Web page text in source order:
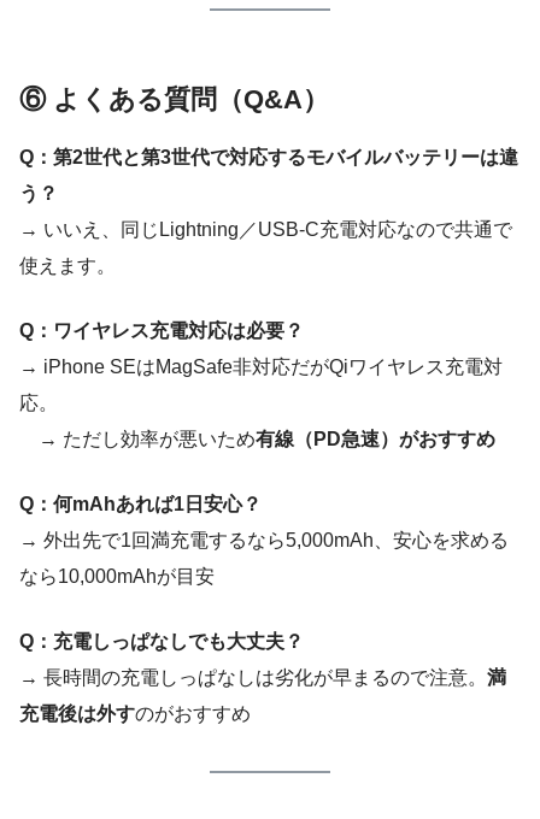
⑥ よくある質問（Q&A）
Q：第2世代と第3世代で対応するモバイルバッテリーは違
う？
→ いいえ、同じLightning／USB-C充電対応なので共通で
使えます。
Q：ワイヤレス充電対応は必要？
→ iPhone SEはMagSafe非対応だがQiワイヤレス充電対
応。
→ ただし効率が悪いため有線（PD急速）がおすすめ
Q：何mAhあれば1日安心？
→ 外出先で1回満充電するなら5,000mAh、安心を求める
なら10,000mAhが目安
Q：充電しっぱなしでも大丈夫？
→ 長時間の充電しっぱなしは劣化が早まるので注意。 満
充電後は外すのがおすすめ